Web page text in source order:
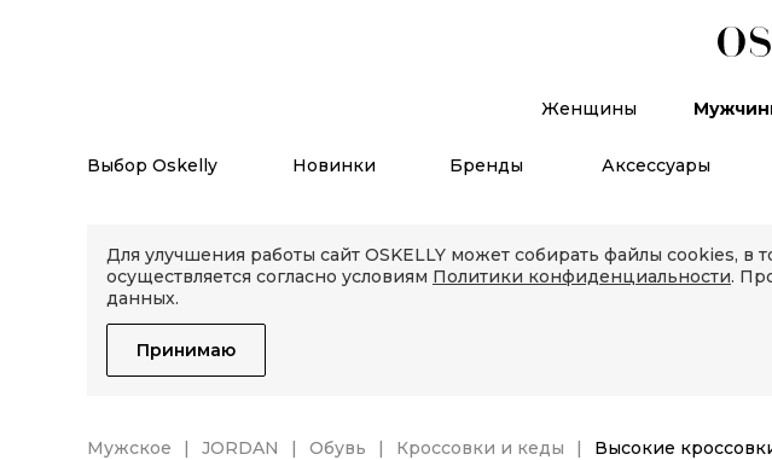
Женщины
Выбор Oskelly Новинки Бренды Аксессуары
Для улучшения работы сайт OSKELLY может собирать файлы cookies,
осуществляется согласно условиям Политики конфиденциальности.
данных.
Принимаю
Мужское JORDAN Обувь Кроссовки и кеды Высокие